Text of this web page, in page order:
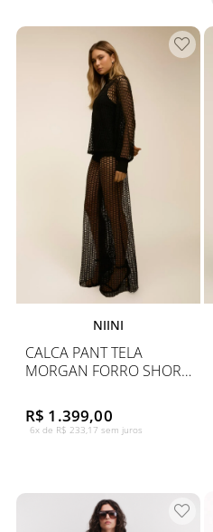
NIINI
CALCA PANT TELA
MORGAN FORRO SHORT
R$ 1.399,00
6x de R$ 233,17 sem juros